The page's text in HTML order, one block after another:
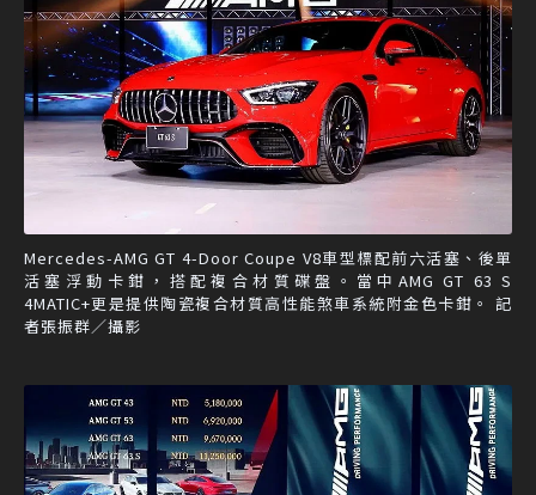
Mercedes-AMG GT 4-Door Coupe V8車型標配前六活塞、後單
活塞浮動卡鉗，搭配複合材質碟盤。當中AMG GT 63 S
4MATIC+更是提供陶瓷複合材質高性能煞車系統附金色卡鉗。 記
者張振群／攝影